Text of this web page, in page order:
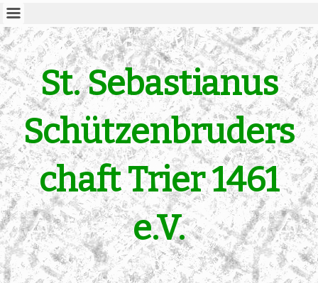
St. Sebastianus
Schützenbruders
chaft Trier 1461
e.V.